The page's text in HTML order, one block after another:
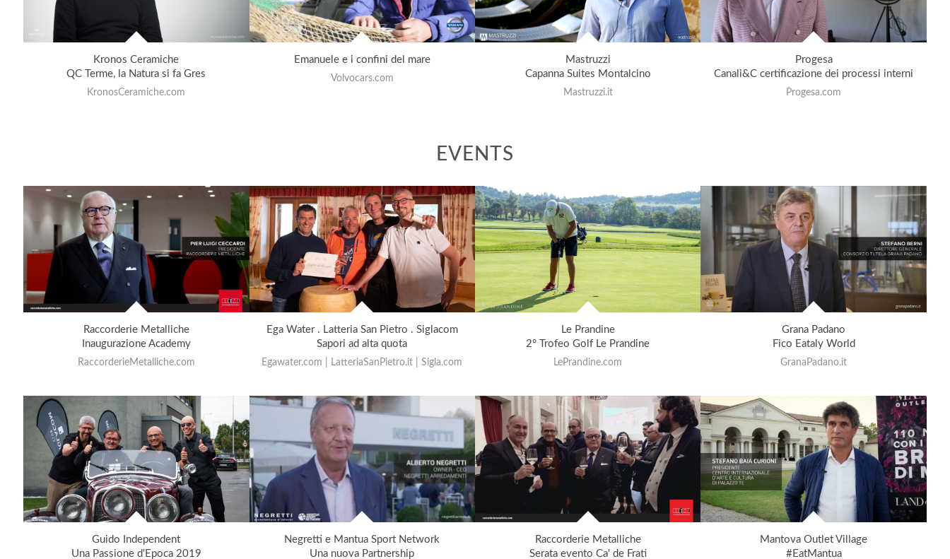
Kronos Ceramiche
QC Terme, la Natura si fa Gres
KronosCeramiche.com
Emanuele e i confini del mare
Volvocars.com
Mastruzzi
Capanna Suites Montalcino
Mastruzzi.it
Progesa
Canali&C certificazione dei processi interni
Progesa.com
EVENTS
Raccorderie Metalliche
Inaugurazione Academy
RaccorderieMetalliche.com
Ega Water . Latteria San Pietro . Siglacom
Sapori ad alta quota
Egawater.com | LatteriaSanPietro.it | Sigla.com
Le Prandine
2° Trofeo Golf Le Prandine
LePrandine.com
Grana Padano
Fico Eataly World
GranaPadano.it
Guido Independent
Una Passione d'Epoca 2019
Negretti e Mantua Sport Network
Una nuova Partnership
Raccorderie Metalliche
Serata evento Ca' de Frati
Mantova Outlet Village
#EatMantua